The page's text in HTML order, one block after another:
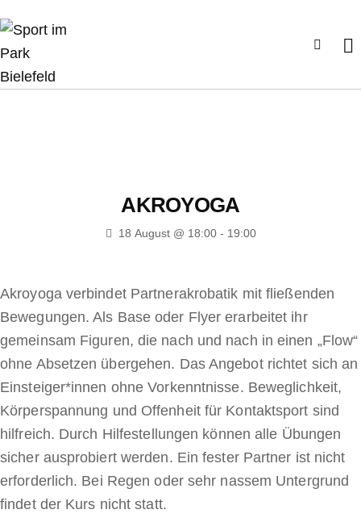
AKROYOGA
18 August @ 18:00- 19:00
Akroyoga verbindet Partnerakrobatik mit fließenden
Bewegungen. Als Base oder Flyer erarbeitet ihr
gemeinsam Figuren, die nach und nach in einen „Flow“
ohne Absetzen übergehen. Das Angebot richtet sich an
Einsteiger*innen ohne Vorkenntnisse. Beweglichkeit,
Körperspannung und Offenheit für Kontaktsport sind
hilfreich. Durch Hilfestellungen können alle Übungen
sicher ausprobiert werden. Ein fester Partner ist nicht
erforderlich. Bei Regen oder sehr nassem Untergrund
findet der Kurs nicht statt.